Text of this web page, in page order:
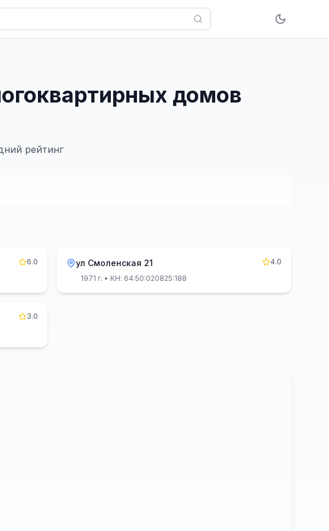
домов
рейтинг
6.0
ул Смоленская 21
4.0
1971 г. • КН: 64:50:020825:188
3.0